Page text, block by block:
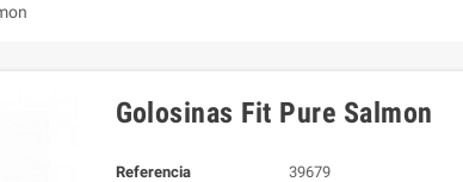
Golosinas Fit Pure Salmon
Referencia
39679